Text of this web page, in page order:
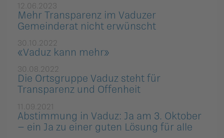
12.06.2023
Mehr Transparenz im Vaduzer
Gemeinderat nicht erwünscht
30.10.2022
«Vaduz kann mehr»
30.08.2022
Die Ortsgruppe Vaduz steht für
Transparenz und Offenheit
11.09.2021
Abstimmung in Vaduz: Ja am 3. Oktober
– ein Ja zu einer guten Lösung für alle